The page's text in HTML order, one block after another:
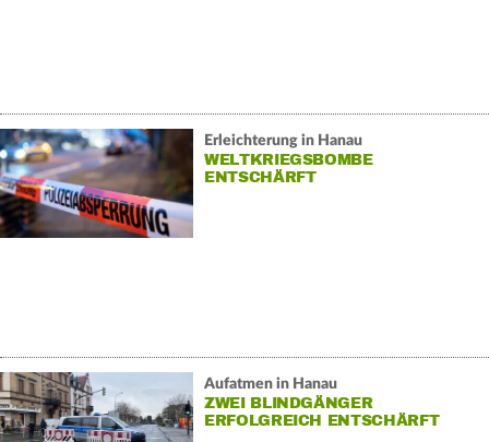
Erleichterung in Hanau
WELTKRIEGSBOMBE
ENTSCHÄRFT
Aufatmen in Hanau
ZWEI BLINDGÄNGER
ERFOLGREICH ENTSCHÄRFT